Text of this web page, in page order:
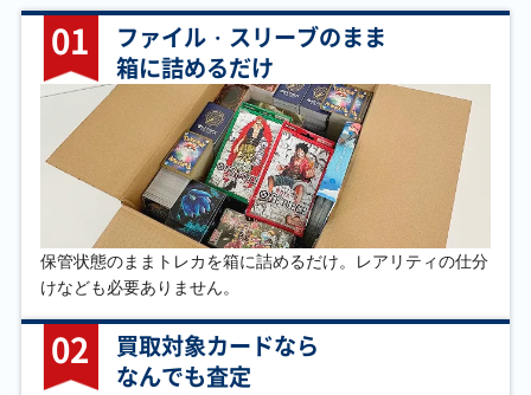
ファイル・スリーブのまま
箱に詰めるだけ
保管状態のままトレカを箱に詰めるだけ。レアリティの仕分
けなども必要ありません。
01
買取対象カードなら
なんでも査定
02